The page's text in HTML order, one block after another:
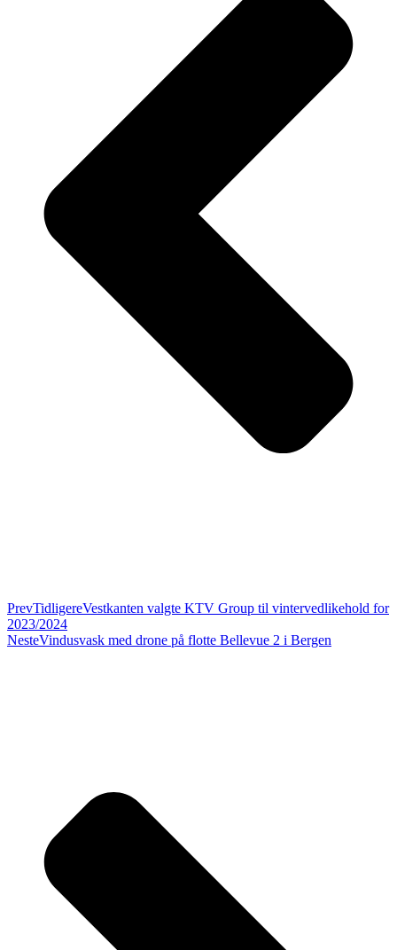
PrevTidligereVestkanten valgte KTV Group til vintervedlikehold for
2023/2024
NesteVindusvask med drone på flotte Bellevue 2 i Bergen